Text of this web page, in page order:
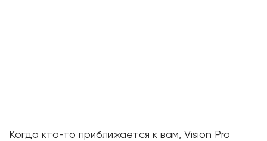
Когда кто-то приближается к вам, Vision Pro